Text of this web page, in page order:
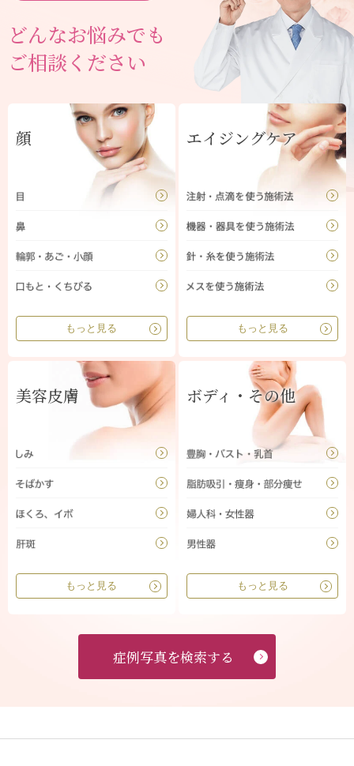
どんなお悩みでも
ご相談ください
顔
もっと見る
エイジングケア
もっと見る
美容皮膚
もっと見る
ボディ・その他
もっと見る
症例写真を検索する